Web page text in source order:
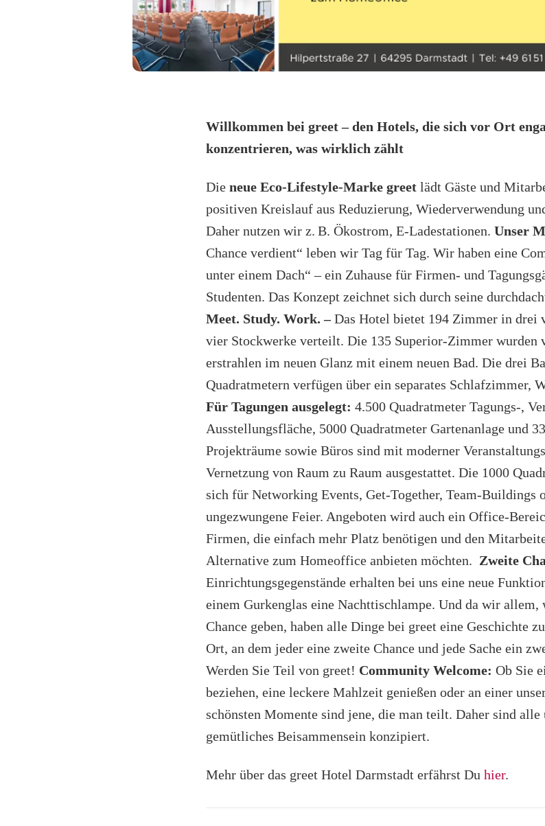
Willkommen bei greet – den Hotels, die sich vor Ort
konzentrieren, was wirklich zählt
Die neue Eco-Lifestyle-Marke greetlädt Gäste und
positiven Kreislauf aus Reduzierung, Wiederverwendung
Daher nutzen wir z. B. Ökostrom, E-Ladestationen. Unser
Chance verdient“ leben wir Tag für Tag. Wir haben eine
unter einem Dach“ – ein Zuhause für Firmen- und
Studenten. Das Konzept zeichnet sich durch seine
Meet. Study. Work. –Das Hotel bietet 194 Zimmer in drei
vier Stockwerke verteilt. Die 135 Superior-Zimmer wurden
erstrahlen im neuen Glanz mit einem neuen Bad. Die drei
Quadratmetern verfügen über ein separates Schlafzimmer,
Für Tagungen ausgelegt: 4.500 Quadratmeter Tagungs-,
Ausstellungsfläche, 5000 Quadratmeter Gartenanlage und
Projekträume sowie Büros sind mit moderner
Vernetzung von Raum zu Raum ausgestattet. Die 1000
sich für Networking Events, Get-Together, Team-Buildings
ungezwungene Feier. Angeboten wird auch ein Office-
Firmen, die einfach mehr Platz benötigen und den
Alternative zum Homeoffice anbieten möchten. Zweite
Einrichtungsgegenstände erhalten bei uns eine neue
einem Gurkenglas eine Nachttischlampe. Und da wir allem,
Chance geben, haben alle Dinge bei greet eine Geschichte
Ort, an dem jeder eine zweite Chance und jede Sache ein
Werden Sie Teil von greet! Community Welcome: Ob Sie
beziehen, eine leckere Mahlzeit genießen oder an einer
schönsten Momente sind jene, die man teilt. Daher sind
gemütliches Beisammensein konzipiert.
Mehr über das greet Hotel Darmstadt erfährst Du hier.